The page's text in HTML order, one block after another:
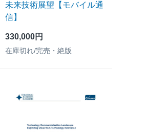
未来技術展望【モバイル通
信】
330,000円
在庫切れ/完売・絶版